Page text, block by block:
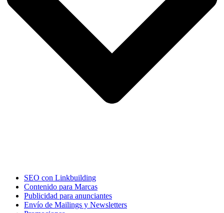
SEO con Linkbuilding
Contenido para Marcas
Publicidad para anunciantes
Envío de Mailings y Newsletters